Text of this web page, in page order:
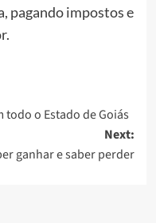
pagando impostos e
todo o Estado de Goiás
Next:
ganhar e saber perder